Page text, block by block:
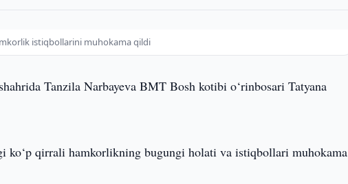
istiqbollarini muhokama qildi
Tanzila Narbayeva BMT Bosh kotibi o‘rinbosari Tatyana
ko‘p qirrali hamkorlikning bugungi holati va istiqbollari muhokama